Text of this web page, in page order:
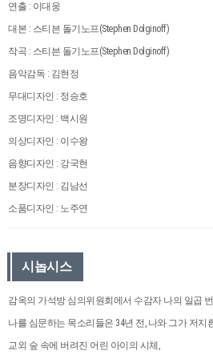
연출 : 이대웅
대본 : 스티븐 돌기노프(Stephen Dolginoff)
작곡 : 스티븐 돌기노프(Stephen Dolginoff)
음악감독 : 김현정
무대디자인 : 정승호
조명디자인 : 백시원
의상디자인 : 이수왕
음향디자인 : 강국현
분장디자인 : 김남선
소품디자인 : 노주연
시놉시스
감옥의 가석방 심의위원회에서 수감자 나의 일곱
나를 심문하는 목소리들은 34년 전, 나와 그가 저지
교외 숲 속에 버려진 어린 아이의 시체,